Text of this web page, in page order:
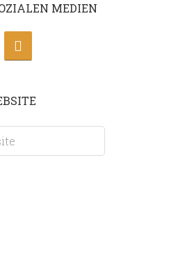
MEDIEN